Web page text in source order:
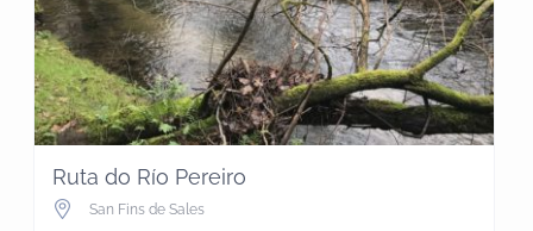
Ruta do Río Pereiro
San Fins de Sales